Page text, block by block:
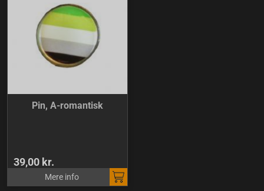
Pin, A-romantisk
39,00 kr.
Mere info